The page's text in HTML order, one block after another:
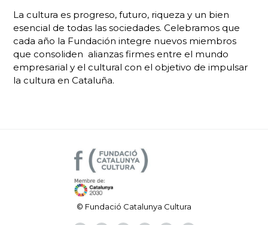
La cultura es progreso, futuro, riqueza y un bien
esencial de todas las sociedades. Celebramos que
cada año la Fundación integre nuevos miembros
que consoliden alianzas firmes entre el mundo
empresarial y el cultural con el objetivo de impulsar
la cultura en Cataluña.
© Fundació Catalunya Cultura